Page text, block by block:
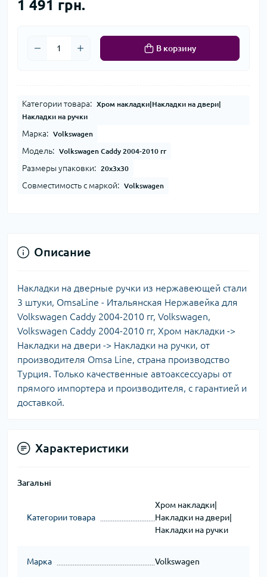
1 491 грн.
В корзину
Категории товара:
Хром накладки|Накладки на двери|
Накладки на ручки
Марка: Volkswagen
Модель: Volkswagen Caddy 2004-2010 гг
Размеры упаковки: 20x3x30
Совместимость с маркой: Volkswagen
Описание
Накладки на дверные ручки из нержавеющей стали
3 штуки, OmsaLine - Итальянская Нержавейка для
Volkswagen Caddy 2004-2010 гг, Volkswagen,
Volkswagen Caddy 2004-2010 гг, Хром накладки ->
Накладки на двери -> Накладки на ручки, от
производителя Omsa Line, страна производство
Турция. Только качественные автоаксессуары от
прямого импортера и производителя, с гарантией и
доставкой.
Характеристики
Загальні
Категории товара
Хром накладки|
Накладки на двери|
Накладки на ручки
Марка Volkswagen